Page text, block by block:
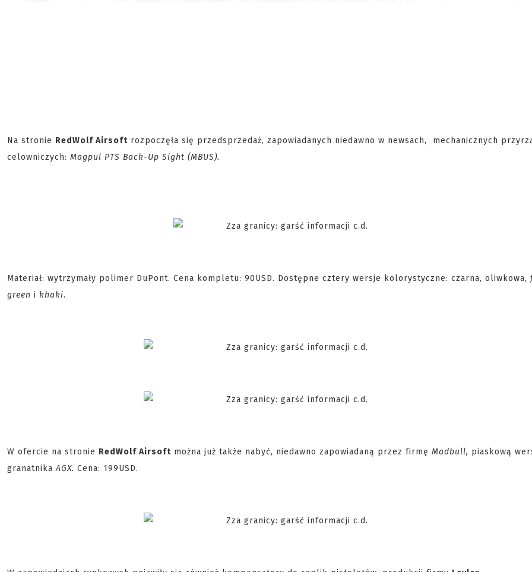
Na stronie RedWolf Airsoft rozpoczęła się przedsprzedaż, zapowiadanych niedawno w newsach, mechanicznych
celowniczych: Magpul PTS Back-Up Sight (MBUS).
Materiał: wytrzymały polimer DuPont. Cena kompletu: 90USD. Dostępne cztery wersje kolorystyczne: czarna, oliwkowa,
green i khaki.
W ofercie na stronie RedWolf Airsoft można już także nabyć, niedawno zapowiadaną przez firmę Madbull, piaskową
granatnika AGX. Cena: 199USD.